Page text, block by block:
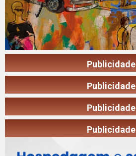
Publicidade
Publicidade
Publicidade
Publicidade